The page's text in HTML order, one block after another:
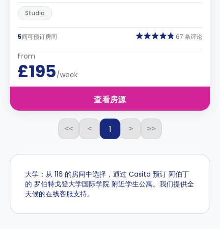
Studio
5间可预订房间 67 条评论
From
£195/week
查看房源
<< < 1 > >>
大学：从 116 的房间中选择，通过 Casita 预订 阿伯丁
的 罗伯特戈登大学国际学院 附近学生公寓。我们提供全
天候的在线客服支持。